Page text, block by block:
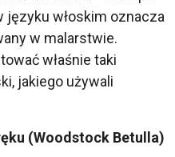
języku włoskim oznacza
w malarstwie.
właśnie taki
jakiego używali
(Woodstock Betulla)